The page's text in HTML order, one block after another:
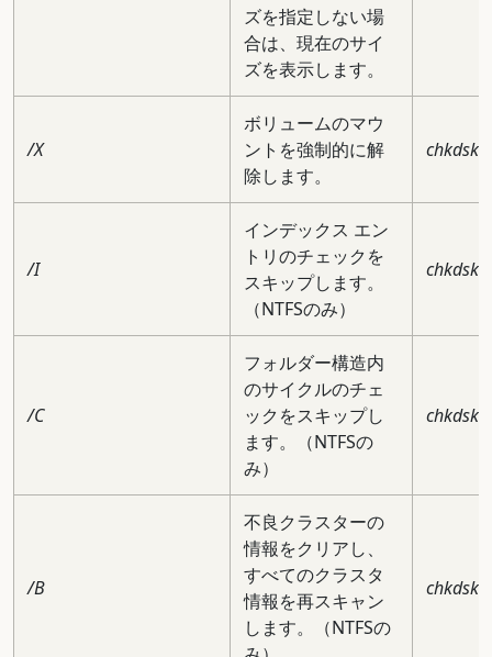
ズを指定しない場
合は、現在のサイ
ズを表示します。
/X
ボリュームのマウ
ントを強制的に解
除します。
chkdsk
/I
インデックス エン
トリのチェックを
スキップします。
（NTFSのみ）
chkdsk
/C
フォルダー構造内
のサイクルのチェ
ックをスキップし
ます。（NTFSの
み）
chkdsk
/B
不良クラスターの
情報をクリアし、
すべてのクラスタ
情報を再スキャン
します。（NTFSの
chkdsk